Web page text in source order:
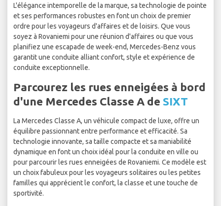
L'élégance intemporelle de la marque, sa technologie de pointe
et ses performances robustes en font un choix de premier
ordre pour les voyageurs d'affaires et de loisirs. Que vous
soyez à Rovaniemi pour une réunion d'affaires ou que vous
planifiez une escapade de week-end, Mercedes-Benz vous
garantit une conduite alliant confort, style et expérience de
conduite exceptionnelle.
Parcourez les rues enneigées à bord
d'une Mercedes Classe A de SIXT
La Mercedes Classe A, un véhicule compact de luxe, offre un
équilibre passionnant entre performance et efficacité. Sa
technologie innovante, sa taille compacte et sa maniabilité
dynamique en font un choix idéal pour la conduite en ville ou
pour parcourir les rues enneigées de Rovaniemi. Ce modèle est
un choix fabuleux pour les voyageurs solitaires ou les petites
familles qui apprécient le confort, la classe et une touche de
sportivité.